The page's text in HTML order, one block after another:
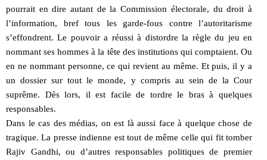
pourrait en dire autant de la Commission électorale, du droit à
l’information, bref tous les garde-fous contre l’autoritarisme
s’effondrent. Le pouvoir a réussi à distordre la règle du jeu en
nommant ses hommes à la tête des institutions qui comptaient. Ou
en ne nommant personne, ce qui revient au même. Et puis, il y a
un dossier sur tout le monde, y compris au sein de la Cour
suprême. Dès lors, il est facile de tordre le bras à quelques
responsables.
Dans le cas des médias, on est là aussi face à quelque chose de
tragique. La presse indienne est tout de même celle qui fit tomber
Rajiv Gandhi, ou d’autres responsables politiques de premier